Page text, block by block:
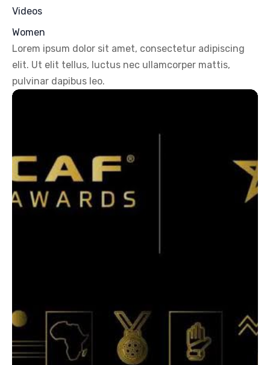
Videos
Women
Lorem ipsum dolor sit amet, consectetur adipiscing
elit. Ut elit tellus, luctus nec ullamcorper mattis,
pulvinar dapibus leo.